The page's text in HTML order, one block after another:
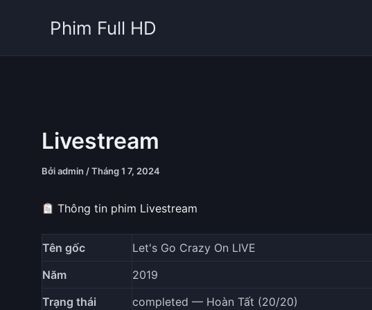
Phim Full HD
Livestream
Bởiadmin /Tháng 1 7, 2024
Thông tin phim Livestream
Tên gốc
Let's Go Crazy On LIVE
Năm
2019
Trạng thái
completed — Hoàn Tất (20/20)